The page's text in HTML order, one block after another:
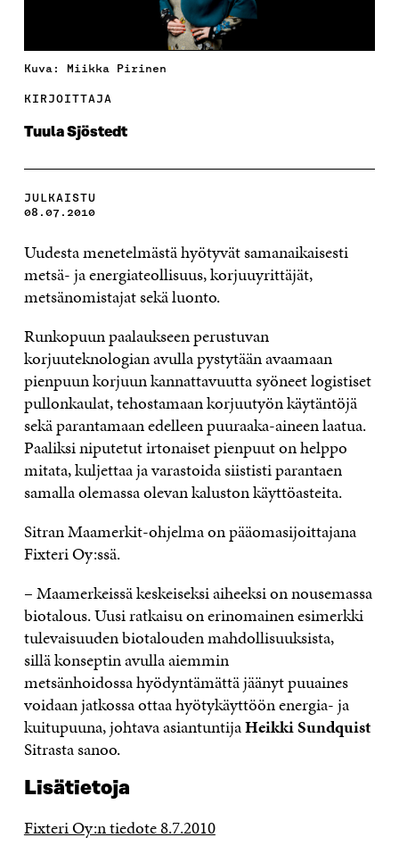
Kuva: Miikka Pirinen
KIRJOITTAJA
Tuula Sjöstedt
JULKAISTU
08.07.2010
Uudesta menetelmästä hyötyvät samanaikaisesti
metsä- ja energiateollisuus, korjuuyrittäjät,
metsänomistajat sekä luonto.
Runkopuun paalaukseen perustuvan
korjuuteknologian avulla pystytään avaamaan
pienpuun korjuun kannattavuutta syöneet logistiset
pullonkaulat, tehostamaan korjuutyön käytäntöjä
sekä parantamaan edelleen puuraaka-aineen laatua.
Paaliksi niputetut irtonaiset pienpuut on helppo
mitata, kuljettaa ja varastoida siististi parantaen
samalla olemassa olevan kaluston käyttöasteita.
Sitran Maamerkit-ohjelma on pääomasijoittajana
Fixteri Oy:ssä.
– Maamerkeissä keskeiseksi aiheeksi on nousemassa
biotalous. Uusi ratkaisu on erinomainen esimerkki
tulevaisuuden biotalouden mahdollisuuksista,
sillä konseptin avulla aiemmin
metsänhoidossa hyödyntämättä jäänyt puuaines
voidaan jatkossa ottaa hyötykäyttöön energia- ja
kuitupuuna, johtava asiantuntijaHeikki Sundquist
Sitrasta sanoo.
Lisätietoja
Fixteri Oy:n tiedote 8.7.2010